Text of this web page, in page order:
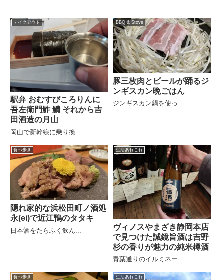
テイクアウト
駅弁 おむすびころりんに
吾左衛門鮓 鯖 それから吉
田酒造の月山
岡山で新幹線に乗り換...
BBQ & Stove
豚三枚肉とビールが踊るジ
ンギスカン晩ごはん
ジンギスカン鍋を使っ...
食べ歩き
隠れ家的な浜松田町ノ酒処
永(ei)で近江鴨のタタキ
日本酒をたらふく飲ん...
生活あれこれ
ヴィノスやまざき静岡本店
で見つけた誠鏡旨酒は吉野
杉の香りが魅力の純米樽酒
青葉通りのイルミネー...
食べ歩き 生活あれこれ